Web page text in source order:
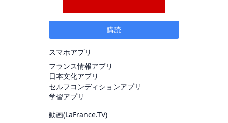
購読
スマホアプリ
フランス情報アプリ
日本文化アプリ
セルフコンディションアプリ
学習アプリ
動画(LaFrance.TV)